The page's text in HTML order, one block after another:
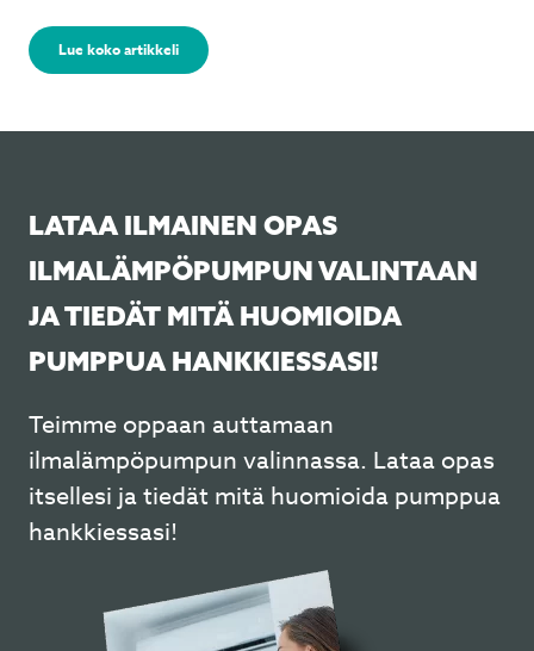
Lue koko artikkeli
LATAA ILMAINEN OPAS
ILMALÄMPÖPUMPUN VALINTAAN
JA TIEDÄT MITÄ HUOMIOIDA
PUMPPUA HANKKIESSASI!
Teimme oppaan auttamaan
ilmalämpöpumpun valinnassa. Lataa opas
itsellesi ja tiedät mitä huomioida pumppua
hankkiessasi!